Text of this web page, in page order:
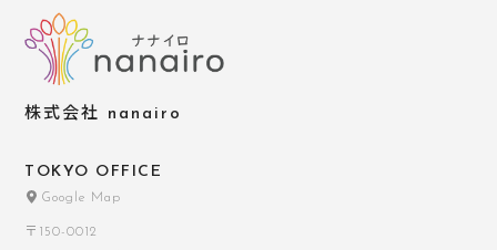
株式会社 nanairo
TOKYO OFFICE
Google Map
〒150-0012